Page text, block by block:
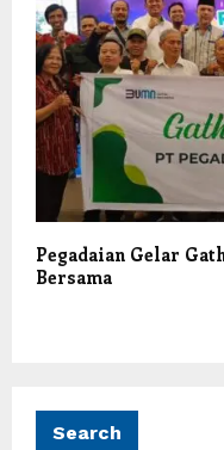
Pegadaian Gelar
Bersama
Search